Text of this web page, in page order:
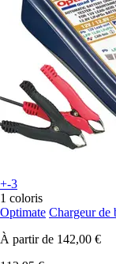
+-3
1 coloris
Optimate Chargeur de
À partir de 142,00 €